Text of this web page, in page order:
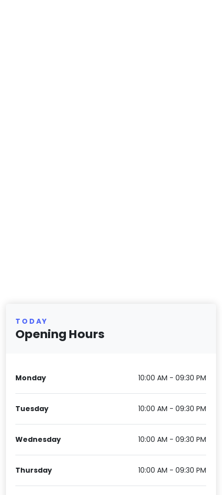
TODAY
Opening Hours
Monday 10:00 AM - 09:30 PM
Tuesday 10:00 AM - 09:30 PM
Wednesday 10:00 AM - 09:30 PM
Thursday 10:00 AM - 09:30 PM